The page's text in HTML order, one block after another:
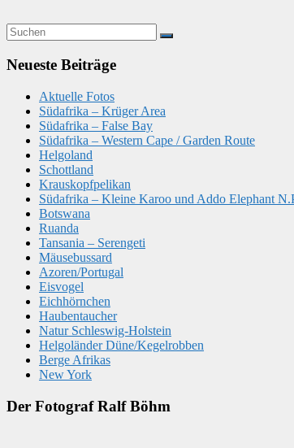
Neueste Beiträge
Aktuelle Fotos
Südafrika – Krüger Area
Südafrika – False Bay
Südafrika – Western Cape / Garden Route
Helgoland
Schottland
Krauskopfpelikan
Südafrika – Kleine Karoo und Addo Elephant
Botswana
Ruanda
Tansania – Serengeti
Mäusebussard
Azoren/Portugal
Eisvogel
Eichhörnchen
Haubentaucher
Natur Schleswig-Holstein
Helgoländer Düne/Kegelrobben
Berge Afrikas
New York
Der Fotograf Ralf Böhm